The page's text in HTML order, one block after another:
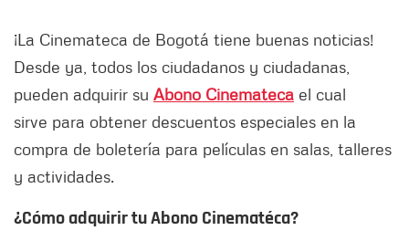
¡La Cinemateca de Bogotá tiene buenas noticias!
Desde ya, todos los ciudadanos y ciudadanas,
pueden adquirir su Abono Cinemateca el cual
sirve para obtener descuentos especiales en la
compra de boletería para películas en salas, talleres
y actividades.
¿Cómo adquirir tu Abono Cinematéca?